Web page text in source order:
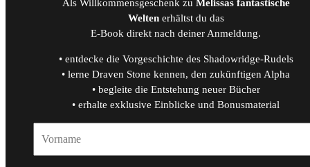
Als Willkommensgeschenk zu Melissas fantastische
Weltenerhältst du das
E-Book direkt nach deiner Anmeldung.
• entdecke die Vorgeschichte des Shadowridge-Rudels
• lerne Draven Stone kennen, den zukünftigen Alpha
• begleite die Entstehung neuer Bücher
• erhalte exklusive Einblicke und Bonusmaterial